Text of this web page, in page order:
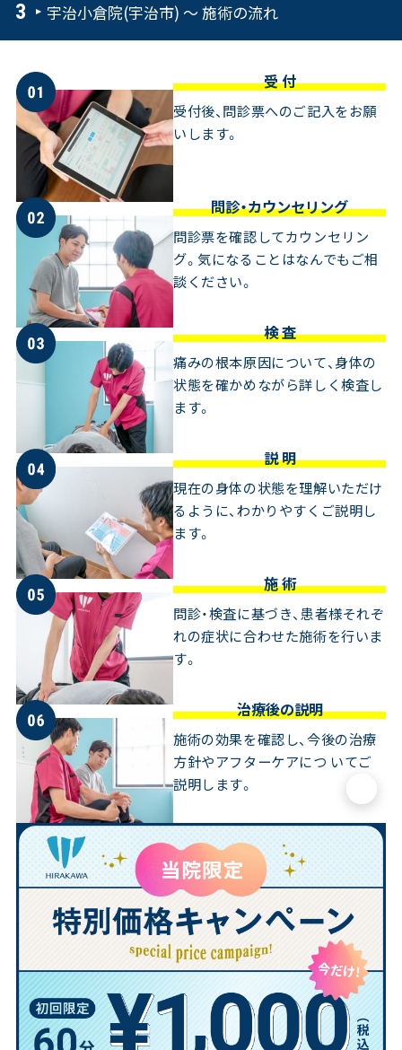
宇治小倉院(宇治市) ～ 施術の流れ
受 付
受付後、問診票へのご記入をお願
いします。
問診・カウンセリング
問診票を確認してカウンセリン
グ。気になることはなんでもご相
談ください。
検 査
痛みの根本原因について、身体の
状態を確かめながら詳しく検査し
ます。
説 明
現在の身体の状態を理解いただけ
るように、わかりやすくご説明し
ます。
施 術
問診・検査に基づき、患者様それぞ
れの症状に合わせた施術を行いま
す。
治療後の説明
施術の効果を確認し、今後の治療
方針やアフターケアにつ いてご
説明します。
2026年08月15日(土)まで